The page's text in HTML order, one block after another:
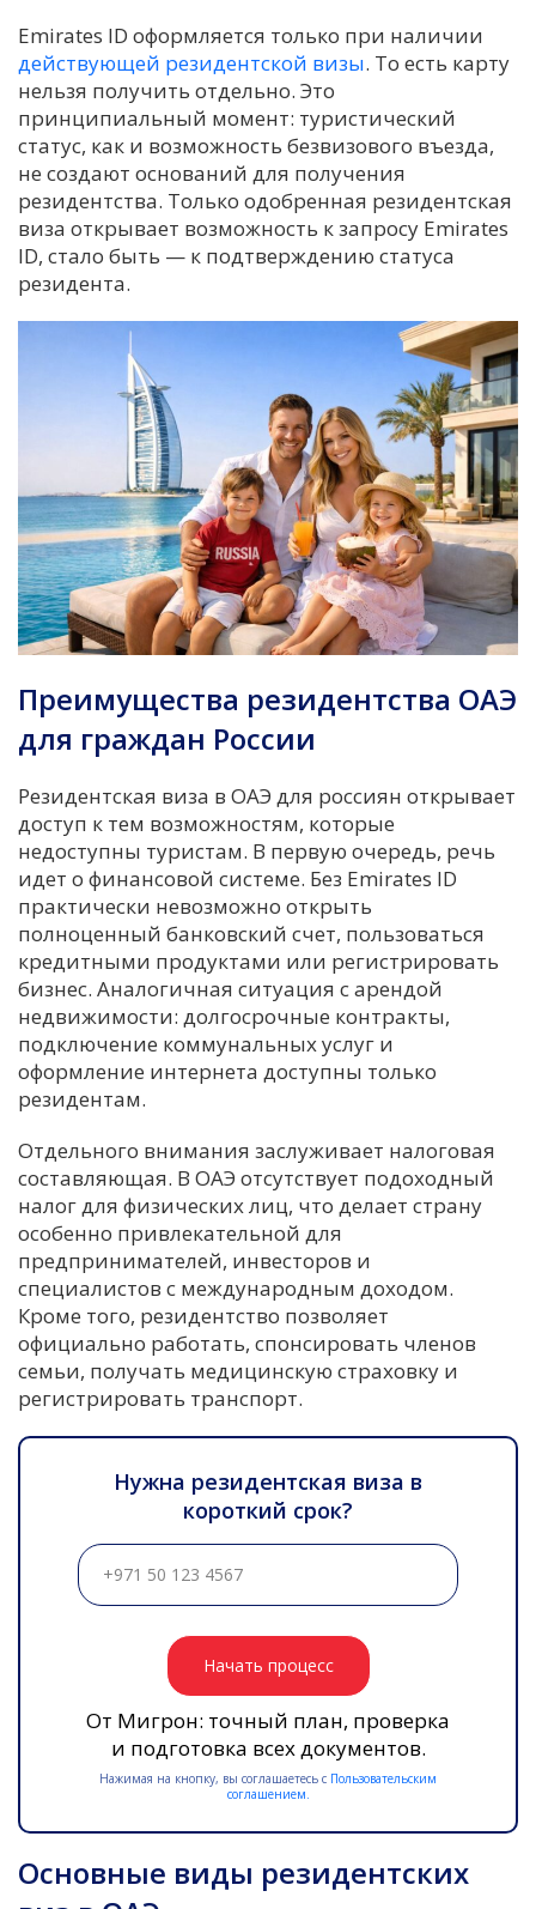
Emirates ID оформляется только при наличии
действующей резидентской визы. То есть карту
нельзя получить отдельно. Это
принципиальный момент: туристический
статус, как и возможность безвизового въезда,
не создают оснований для получения
резидентства. Только одобренная резидентская
виза открывает возможность к запросу Emirates
ID, стало быть — к подтверждению статуса
резидента.
Преимущества резидентства ОАЭ
для граждан России
Резидентская виза в ОАЭ для россиян открывает
доступ к тем возможностям, которые
недоступны туристам. В первую очередь, речь
идет о финансовой системе. Без Emirates ID
практически невозможно открыть
полноценный банковский счет, пользоваться
кредитными продуктами или регистрировать
бизнес. Аналогичная ситуация с арендой
недвижимости: долгосрочные контракты,
подключение коммунальных услуг и
оформление интернета доступны только
резидентам.
Отдельного внимания заслуживает налоговая
составляющая. В ОАЭ отсутствует подоходный
налог для физических лиц, что делает страну
особенно привлекательной для
предпринимателей, инвесторов и
специалистов с международным доходом.
Кроме того, резидентство позволяет
официально работать, спонсировать членов
семьи, получать медицинскую страховку и
регистрировать транспорт.
Нужна резидентская виза в
короткий срок?
Начать процесс
От Мигрон: точный план, проверка
и подготовка всех документов.
Нажимая на кнопку, вы соглашаетесь с Пользовательским
соглашением.
Основные виды резидентских